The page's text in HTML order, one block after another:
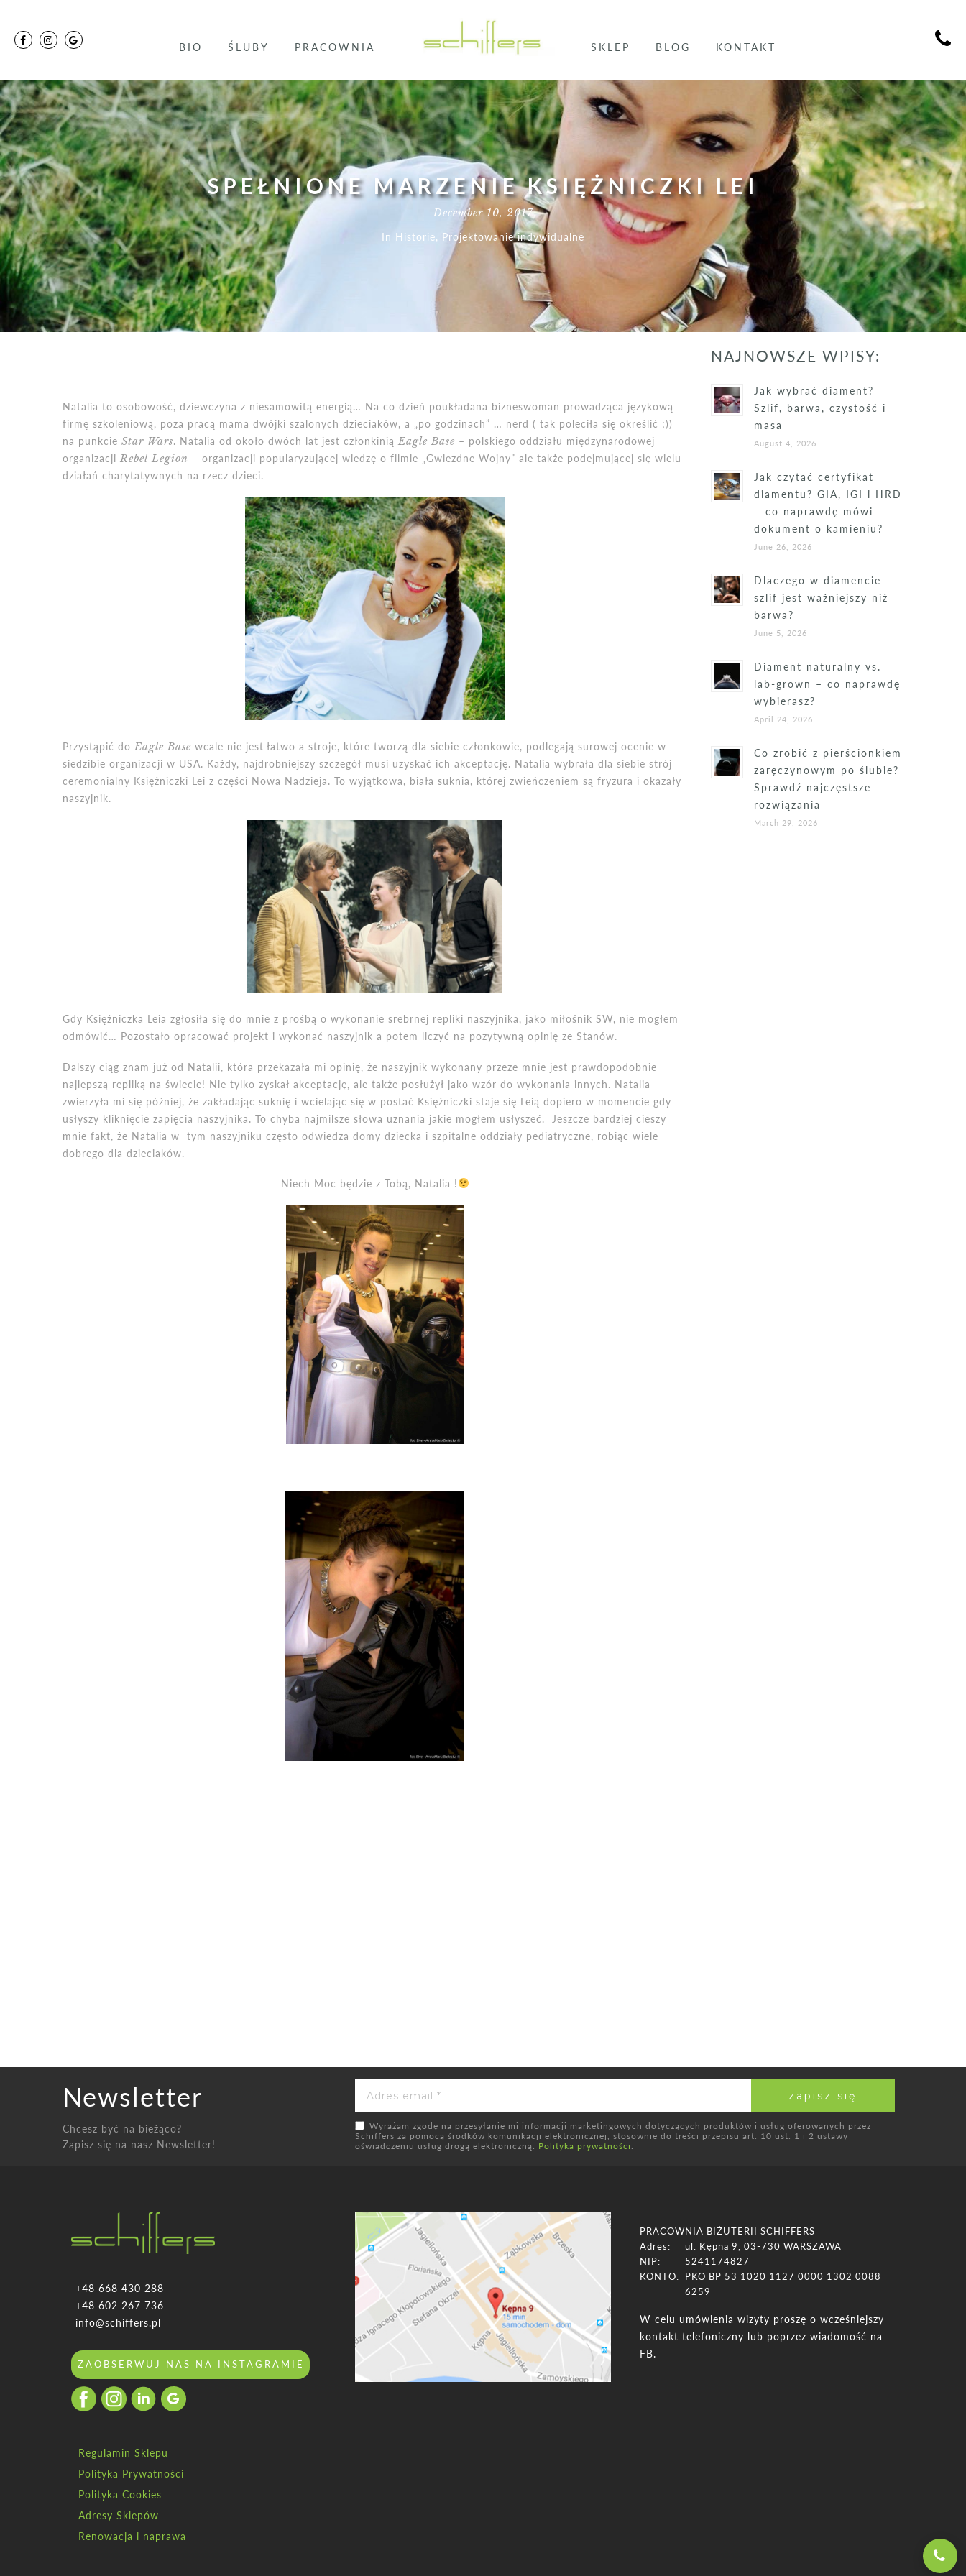
BIO ŚLUBY PRACOWNIA SKLEP BLOG KONTAKT
SPEŁNIONE MARZENIE KSIĘŻNICZKI LEI
December 10, 2017
In Historie, Projektowanie indywidualne
Natalia to osobowość, dziewczyna z niesamowitą energią… Na co dzień poukładana bizneswoman prowadząca językową
firmę szkoleniową, poza pracą mama dwójki szalonych dzieciaków, a „po godzinach” … nerd ( tak poleciła się określić ;))
na punkcie Star Wars. Natalia od około dwóch lat jest członkinią Eagle Base – polskiego oddziału międzynarodowej
organizacji Rebel Legion – organizacji popularyzującej wiedzę o filmie „Gwiezdne Wojny” ale także podejmującej się wielu
działań charytatywnych na rzecz dzieci.
Przystąpić do Eagle Base wcale nie jest łatwo a stroje, które tworzą dla siebie członkowie, podlegają surowej ocenie w
siedzibie organizacji w USA. Każdy, najdrobniejszy szczegół musi uzyskać ich akceptację. Natalia wybrała dla siebie strój
ceremonialny Księżniczki Lei z części Nowa Nadzieja. To wyjątkowa, biała suknia, której zwieńczeniem są fryzura i okazały
naszyjnik.
Gdy Księżniczka Leia zgłosiła się do mnie z prośbą o wykonanie srebrnej repliki naszyjnika, jako miłośnik SW, nie mogłem
odmówić… Pozostało opracować projekt i wykonać naszyjnik a potem liczyć na pozytywną opinię ze Stanów.
Dalszy ciąg znam już od Natalii, która przekazała mi opinię, że naszyjnik wykonany przeze mnie jest prawdopodobnie
najlepszą repliką na świecie! Nie tylko zyskał akceptację, ale także posłużył jako wzór do wykonania innych. Natalia
zwierzyła mi się później, że zakładając suknię i wcielając się w postać Księżniczki staje się Leią dopiero w momencie gdy
usłyszy kliknięcie zapięcia naszyjnika. To chyba najmilsze słowa uznania jakie mogłem usłyszeć. Jeszcze bardziej cieszy
mnie fakt, że Natalia w tym naszyjniku często odwiedza domy dziecka i szpitalne oddziały pediatryczne, robiąc wiele
dobrego dla dzieciaków.
Niech Moc będzie z Tobą, Natalia !
NAJNOWSZE WPISY:
Jak wybrać diament?
Szlif, barwa, czystość i
masa
August 4, 2026
Jak czytać certyfikat
diamentu? GIA, IGI i HRD
– co naprawdę mówi
dokument o kamieniu?
June 26, 2026
Dlaczego w diamencie
szlif jest ważniejszy niż
barwa?
June 5, 2026
Diament naturalny vs.
lab-grown – co naprawdę
wybierasz?
April 24, 2026
Co zrobić z pierścionkiem
zaręczynowym po ślubie?
Sprawdź najczęstsze
rozwiązania
March 29, 2026
Newsletter
Chcesz być na bieżąco?
Zapisz się na nasz Newsletter!
Wyrażam zgodę na przesyłanie mi informacji marketingowych dotyczących produktów i usług oferowanych przez
Schiffers za pomocą środków komunikacji elektronicznej, stosownie do treści przepisu art. 10 ust. 1 i 2 ustawy
oświadczeniu usług drogą elektroniczną. Polityka prywatności .
+48 668 430 288
+48 602 267 736
info@schiffers.pl
ZAOBSERWUJ NAS NA INSTAGRAMIE
Regulamin Sklepu
Polityka Prywatności
Polityka Cookies
Adresy Sklepów
Renowacja i naprawa
PRACOWNIA BIŻUTERII SCHIFFERS
Adres:
ul. Kępna 9, 03-730 WARSZAWA
NIP:
5241174827
KONTO:
PKO BP 53 1020 1127 0000 1302 0088
6259
W celu umówienia wizyty proszę o wcześniejszy
kontakt telefoniczny lub poprzez wiadomość na
FB.